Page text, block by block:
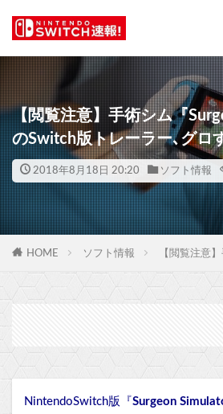
【閲覧注意】手術シム『
のSwitch版トレーラー､グロ
2018年8月18日 20:20 ソフト情報
HOME ソフト情報 【閲覧注意
NintendoSwitch版『 Surgeon